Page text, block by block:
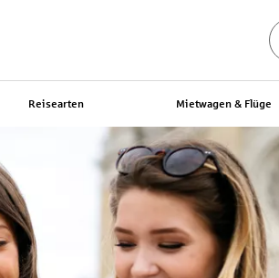
Reisearten Mietwagen & Flüge